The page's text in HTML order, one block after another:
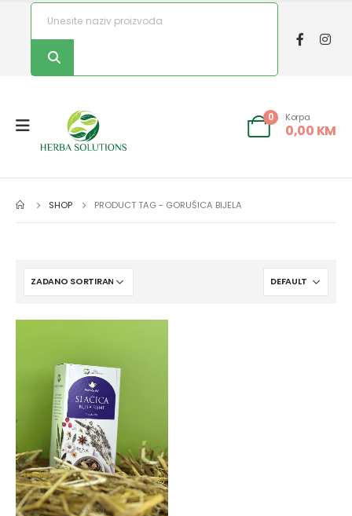
0 Korpa
0,00 KM
SHOP PRODUCT TAG - GORUŠICA BIJELA
ČAJEVI